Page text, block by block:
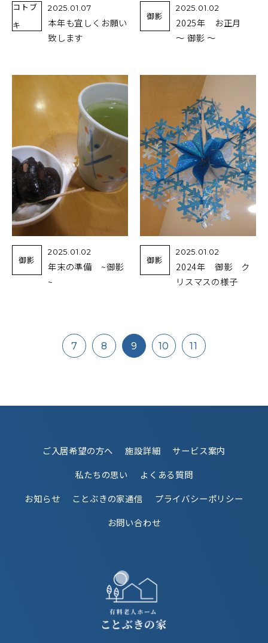
コトブ
キ
2025.01.07
本年も宜しくお願い
致します
御影
2025.01.02
2025年 お正月
～ 御影 ～
御影
2025.01.02
年末の準備 ~御影
~
御影
2025.01.02
2024年 御影 ク
リスマスの様子
7 8 9 10 11
ご入居希望の方へ 施設詳細
サービス案内
私たちの思い
よくある質問
お知らせ
ことぶきの家通信
プライバシーポリシー
お問い合わせ